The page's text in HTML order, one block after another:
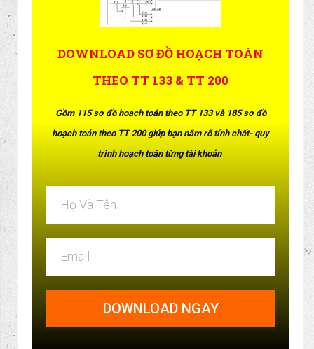
những kiến thức này, đừng quên share về tường
facebook để lưu lại kiến thức này khi cần nhé.
THEO TT 133 & TT 200